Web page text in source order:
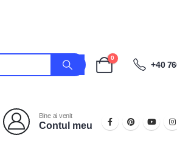
0
+40
Bine ai venit
Contul meu